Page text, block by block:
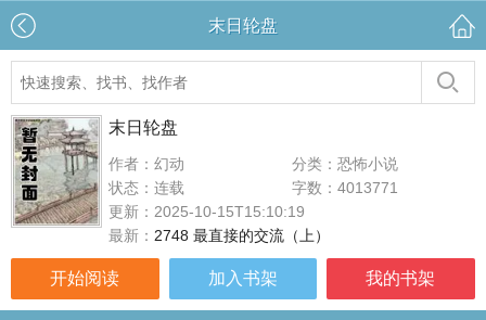
末日轮盘
末日轮盘
作者：幻动
分类：恐怖小说
状态：连载
字数：4013771
更新：2025-10-15T15:10:19
最新： 2748 最直接的交流（上）
开始阅读 加入书架 我的书架